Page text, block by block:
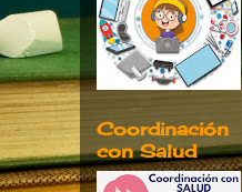
Coordinación
con Salud